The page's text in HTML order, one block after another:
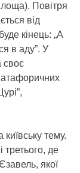
Повітря
від
кінець: „А
в аду”. У
своє
київську тему.
третього, де
якої